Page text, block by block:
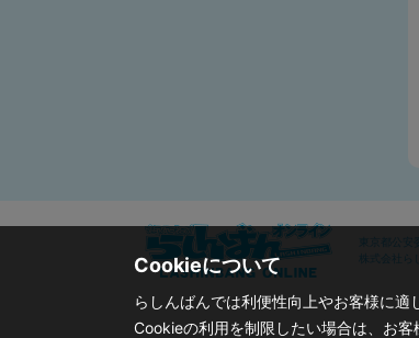
東京都公
株式会社ら
Cookieについて
らしんばんでは利便性向上やお客様に適
Cookieの利用を制限したい場合は、お